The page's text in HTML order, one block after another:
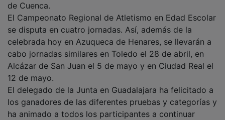
de Cuenca.
El Campeonato Regional de Atletismo en Edad Escolar
se disputa en cuatro jornadas. Así, además de la
celebrada hoy en Azuqueca de Henares, se llevarán a
cabo jornadas similares en Toledo el 28 de abril, en
Alcázar de San Juan el 5 de mayo y en Ciudad Real el
12 de mayo.
El delegado de la Junta en Guadalajara ha felicitado a
los ganadores de las diferentes pruebas y categorías y
ha animado a todos los participantes a continuar